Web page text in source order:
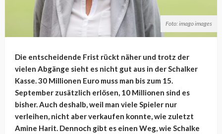
Foto: imago images
Die entscheidende Frist rückt näher und trotz der
vielen Abgänge sieht es nicht gut aus in der Schalker
Kasse. 30 Millionen Euro muss man bis zum 15.
September zusätzlich erlösen, 10 Millionen sind es
bisher. Auch deshalb, weil man viele Spieler nur
verleihen, nicht aber verkaufen konnte, wie zuletzt
Amine Harit. Dennoch gibt es einen Weg, wie Schalke